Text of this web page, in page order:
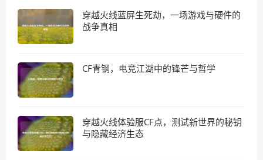
穿越火线蓝屏生死劫，一场游戏与硬件的
战争真相
CF青钢，电竞江湖中的锋芒与哲学
穿越火线体验服CF点，测试新世界的秘钥
与隐藏经济生态